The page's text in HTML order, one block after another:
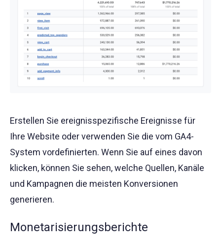
Erstellen Sie ereignisspezifische Ereignisse für
Ihre Website oder verwenden Sie die vom GA4-
System vordefinierten. Wenn Sie auf eines davon
klicken, können Sie sehen, welche Quellen, Kanäle
und Kampagnen die meisten Konversionen
generieren.
Monetarisierungsberichte